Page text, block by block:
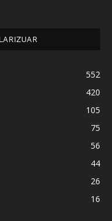
552
420
105
75
56
44
26
16